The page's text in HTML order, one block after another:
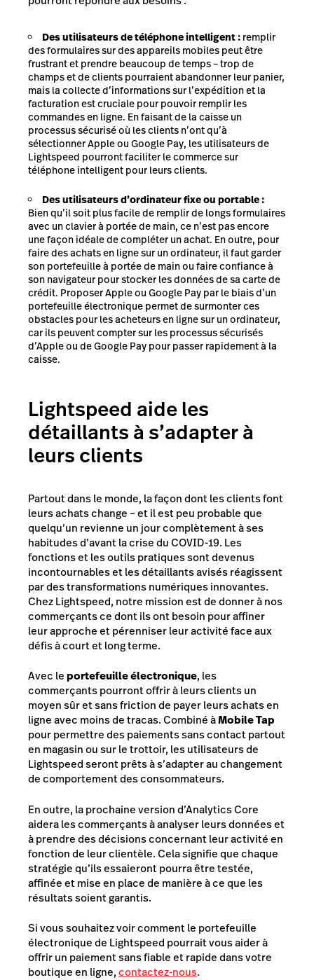
Des utilisateurs de téléphone intelligent : remplir
des formulaires sur des appareils mobiles peut être
frustrant et prendre beaucoup de temps – trop de
champs et de clients pourraient abandonner leur panier,
mais la collecte d’informations sur l’expédition et la
facturation est cruciale pour pouvoir remplir les
commandes en ligne. En faisant de la caisse un
processus sécurisé où les clients n’ont qu’à
sélectionner Apple ou Google Pay, les utilisateurs de
Lightspeed pourront faciliter le commerce sur
téléphone intelligent pour leurs clients.
Des utilisateurs d’ordinateur fixe ou portable :
Bien qu’il soit plus facile de remplir de longs formulaires
avec un clavier à portée de main, ce n’est pas encore
une façon idéale de compléter un achat. En outre, pour
faire des achats en ligne sur un ordinateur, il faut garder
son portefeuille à portée de main ou faire confiance à
son navigateur pour stocker les données de sa carte de
crédit. Proposer Apple ou Google Pay par le biais d’un
portefeuille électronique permet de surmonter ces
obstacles pour les acheteurs en ligne sur un ordinateur,
car ils peuvent compter sur les processus sécurisés
d’Apple ou de Google Pay pour passer rapidement à la
caisse.
Lightspeed aide les
détaillants à s’adapter à
leurs clients
Partout dans le monde, la façon dont les clients font
leurs achats change – et il est peu probable que
quelqu’un revienne un jour complètement à ses
habitudes d’avant la crise du COVID-19. Les
fonctions et les outils pratiques sont devenus
incontournables et les détaillants avisés réagissent
par des transformations numériques innovantes.
Chez Lightspeed, notre mission est de donner à nos
commerçants ce dont ils ont besoin pour affiner
leur approche et pérenniser leur activité face aux
défis à court et long terme.
Avec leportefeuille électronique, les
commerçants pourront offrir à leurs clients un
moyen sûr et sans friction de payer leurs achats en
ligne avec moins de tracas. Combiné àMobile Tap
pour permettre des paiements sans contact partout
en magasin ou sur le trottoir, les utilisateurs de
Lightspeed seront prêts à s’adapter au changement
de comportement des consommateurs.
En outre, la prochaine version d’Analytics Core
aidera les commerçants à analyser leurs données et
à prendre des décisions concernant leur activité en
fonction de leur clientèle. Cela signifie que chaque
stratégie qu’ils essaieront pourra être testée,
affinée et mise en place de manière à ce que les
résultats soient garantis.
Si vous souhaitez voir comment le portefeuille
électronique de Lightspeed pourrait vous aider à
offrir un paiement sans fiable et rapide dans votre
boutique en ligne,contactez-nous.